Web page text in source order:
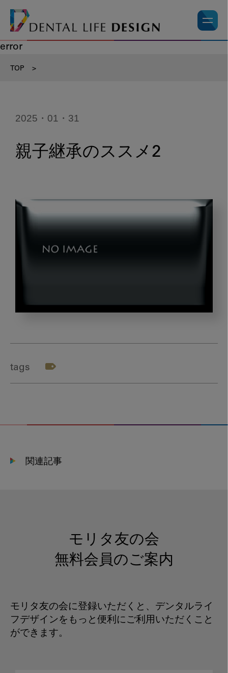
error
TOP >
2025・01・31
親子継承のススメ2
継
の
ス
2
tags
関連記事
モリタ友の会
無料会員のご案内
モリタ友の会に登録いただくと、デンタルライ
フデザインをもっと便利にご利用いただくこと
ができます。